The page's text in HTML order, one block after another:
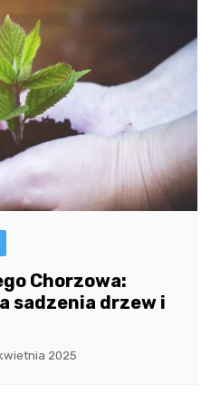
Chorzowa:
sadzenia drzew i
2025